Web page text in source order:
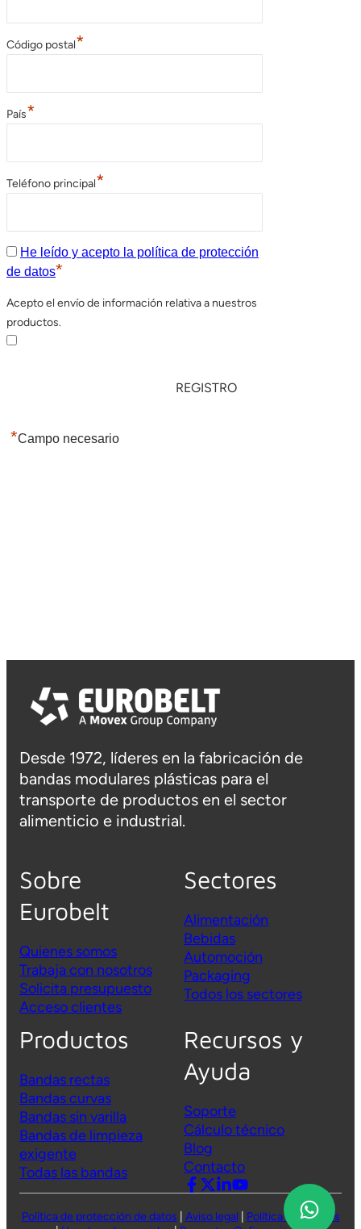
Código postal*
País*
Teléfono principal*
He leído y acepto la política de protección
de datos*
Acepto el envío de información relativa a nuestros
productos.
*Campo necesario
Desde 1972, líderes en la fabricación de
bandas modulares plásticas para el
transporte de productos en el sector
alimenticio e industrial.
Sobre
Eurobelt
Quienes somos
Trabaja con nosotros
Solicita presupuesto
Acceso clientes
Sectores
Alimentación
Bebidas
Automoción
Packaging
Todos los sectores
Productos
Bandas rectas
Bandas curvas
Bandas sin varilla
Bandas de limpieza
exigente
Todas las bandas
Recursos y
Ayuda
Soporte
Cálculo técnico
Blog
Contacto
Política de protección de datos Aviso legal
Política de cookies